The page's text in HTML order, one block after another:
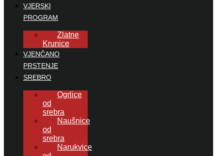
VJERSKI
PROGRAM
Zlatne
Krunice
VJENČANO
PRSTENJE
SREBRO
Ogrlice
od
srebra
Naušnice
od
srebra
Narukvice